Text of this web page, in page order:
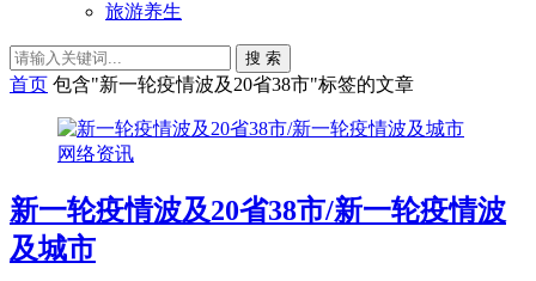
旅游养生
搜 索
首页 包含"新一轮疫情波及20省38市"标签的文章
网络资讯
新一轮疫情波及20省38市/新一轮疫情波
及城市